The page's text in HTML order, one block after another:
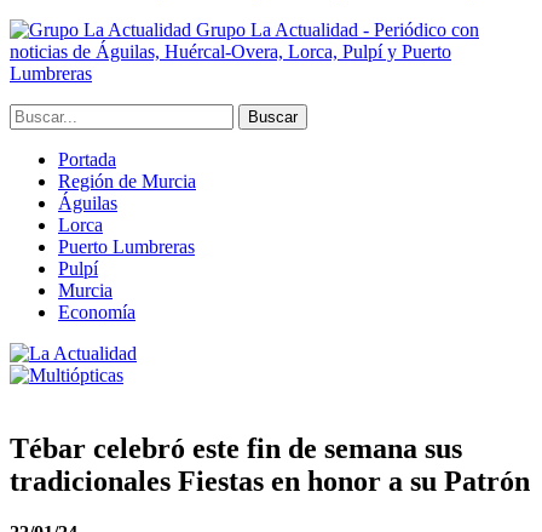
Grupo La Actualidad - Periódico con
noticias de Águilas, Huércal-Overa, Lorca, Pulpí y Puerto
Lumbreras
Portada
Región de Murcia
Águilas
Lorca
Puerto Lumbreras
Pulpí
Murcia
Economía
Tébar celebró este fin de semana sus
tradicionales Fiestas en honor a su Patrón